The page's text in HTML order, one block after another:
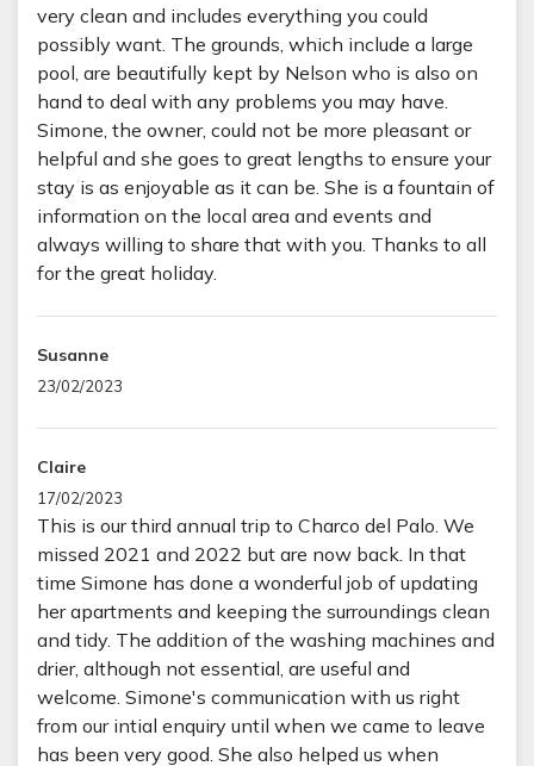
very clean and includes everything you could
possibly want. The grounds, which include a large
pool, are beautifully kept by Nelson who is also on
hand to deal with any problems you may have.
Simone, the owner, could not be more pleasant or
helpful and she goes to great lengths to ensure your
stay is as enjoyable as it can be. She is a fountain of
information on the local area and events and
always willing to share that with you. Thanks to all
for the great holiday.
Susanne
23/02/2023
Claire
17/02/2023
This is our third annual trip to Charco del Palo. We
missed 2021 and 2022 but are now back. In that
time Simone has done a wonderful job of updating
her apartments and keeping the surroundings clean
and tidy. The addition of the washing machines and
drier, although not essential, are useful and
welcome. Simone's communication with us right
from our intial enquiry until when we came to leave
has been very good. She also helped us when